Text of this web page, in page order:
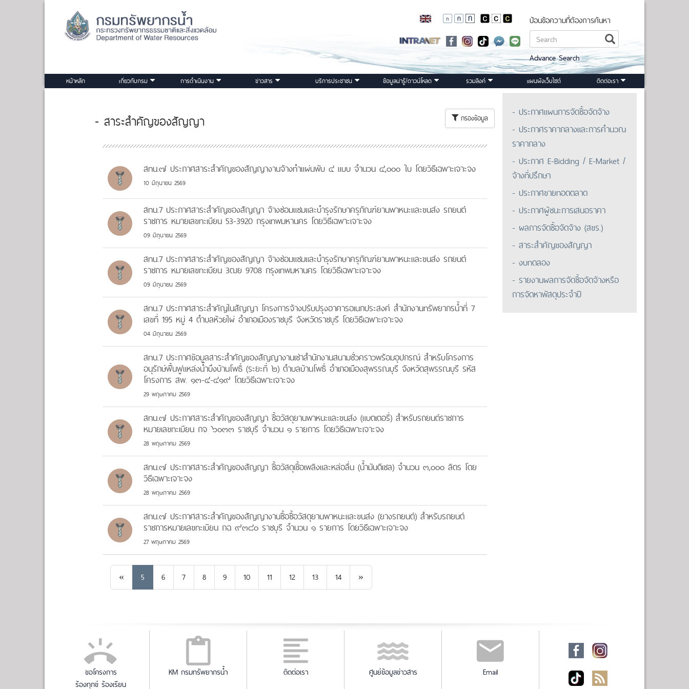
ป้อนข้อความที่ต้องการค้นหา
Advance Search
หน้าหลัก เกี่ยวกับกรม การดำเนินงาน ข่าวสาร บริการประชาชน ข้อมูลน่ารู้/ดาวน์โหลด รวมลิงค์ แผนผังเว็บไซต์ ติดต่อเรา
- สาระสำคัญของสัญญา กรองข้อมูล
สทน.๗ ประกาศสาระสำคัญของสัญญางานจ้างทำแผ่นพับ ๔ แบบ จำนวน ๔,๐๐๐ ใบ โดยวิธีเฉพาะเจาะจง
10 มิถุนายน 2569
สทน.7 ประกาศสาระสำคัญของสัญญา จ้างซ่อมแซมและบำรุงรักษาครุภัณฑ์ยานพาหนะและขนส่ง รถยนต์
ราชการ หมายเลขทะเบียน 53-3920 กรุงเทพมหานคร โดยวิธีเฉพาะเจาะจง
09 มิถุนายน 2569
สทน.7 ประกาศสาระสำคัญของสัญญา จ้างซ่อมแซมและบำรุงรักษาครุภัณฑ์ยานพาหนะและขนส่ง รถยนต์
ราชการ หมายเลขทะเบียน 3ฒย 9708 กรุงเทพมหานคร โดยวิธีเฉพาะเจาะจง
09 มิถุนายน 2569
สทน.7 ประกาศสาระสำคัญในสัญญา โครงการจ้างปรับปรุงอาคารอเนกประสงค์ สำนักงานทรัพยากรน้ำที่ 7
เลขที่ 195 หมู่ 4 ตำบลห้วยไผ่ อำเภอเมืองราชบุรี จังหวัดราชบุรี โดยวิธีเฉพาะเจาะจง
04 มิถุนายน 2569
สทน.7 ประกาศข้อมูลสาระสำคัญของสัญญางานเช่าสำนักงานสนามชั่วคราวพร้อมอุปกรณ์ สำหรับโครงการ
อนุรักษ์ฟื้นฟูแหล่งน้ำบึงบ้านโพธิ์ (ระยะที่ ๒) ตำบลบ้านโพธิ์ อำเภอเมืองสุพรรณบุรี จังหวัดสุพรรณบุรี รหัส
โครงการ สพ. ๑๓-๔-๔๑๙ โดยวิธีเฉพาะเจาะจง
29 พฤษภาคม 2569
สทน.๗ ประกาศสาระสำคัญของสัญญา ซื้อวัสดุยานพาหนะและขนส่ง (แบตเตอรี่) สำหรับรถยนต์ราชการ
หมายเลขทะเบียน กจ ๖๐๓๓ ราชบุรี จำนวน ๑ รายการ โดยวิธีเฉพาะเจาะจง
28 พฤษภาคม 2569
สทน.๗ ประกาศสาระสำคัญของสัญญา ซื้อวัสดุเชื้อเพลิงและหล่อลื่น (น้ำมันดีเซล) จำนวน ๓,๐๐๐ ลิตร โดย
วิธีเฉพาะเจาะจง
28 พฤษภาคม 2569
สทน.๗ ประกาศสาระสำคัญของสัญญางานซื้อซื้อวัสดุยานพาหนะและขนส่ง (ยางรถยนต์) สำหรับรถยนต์
ราชการหมายเลขทะเบียน กฉ ๙๓๘๐ ราชบุรี จำนวน ๑ รายการ โดยวิธีเฉพาะเจาะจง
27 พฤษภาคม 2569
«Previous
5 6 7 8 9 10 11 12 13 14 »Next
- ประกาศแผนการจัดซื้อจัดจ้าง
- ประกาศราคากลางและการคำนวณ
ราคากลาง
- ประกาศ E-Bidding / E-Market /
จ้างที่ปรึกษา
- ประกาศขายทอดตลาด
- ประกาศผู้ชนะการเสนอราคา
- ผลการจัดซื้อจัดจ้าง (สขร.)
- สาระสำคัญของสัญญา
- งบทดลอง
- รายงานผลการจัดซื้อจัดจ้างหรือ
การจัดหาพัสดุประจำปี
ขอโครงการ
ร้องทุกข์ ร้องเรียน
KM กรมทรัพยากรน้ำ ติดต่อเรา ศูนย์ข้อมูลข่าวสาร Email